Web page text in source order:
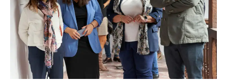
millones
de
euros
siete